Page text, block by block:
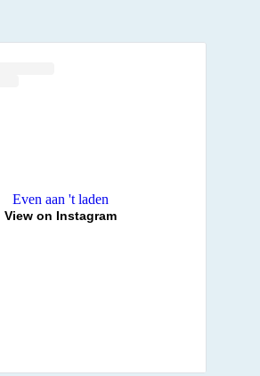
Even aan 't laden
View on Instagram